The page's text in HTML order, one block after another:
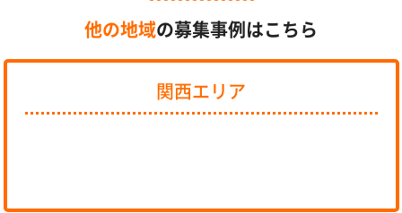
他の地域の募集事例はこちら
関西エリア